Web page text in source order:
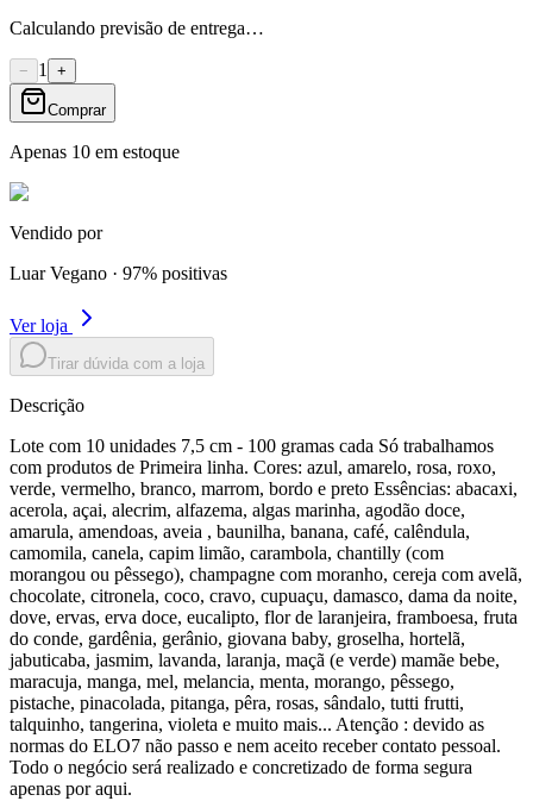
Calculando previsão de entrega…
− 1 +
Comprar
Apenas 10 em estoque
Vendido por
Luar Vegano · 97% positivas
Ver loja
Tirar dúvida com a loja
Descrição
Lote com 10 unidades 7,5 cm - 100 gramas cada Só trabalhamos
com produtos de Primeira linha. Cores: azul, amarelo, rosa, roxo,
verde, vermelho, branco, marrom, bordo e preto Essências: abacaxi,
acerola, açai, alecrim, alfazema, algas marinha, agodão doce,
amarula, amendoas, aveia , baunilha, banana, café, calêndula,
camomila, canela, capim limão, carambola, chantilly (com
morangou ou pêssego), champagne com moranho, cereja com avelã,
chocolate, citronela, coco, cravo, cupuaçu, damasco, dama da noite,
dove, ervas, erva doce, eucalipto, flor de laranjeira, framboesa, fruta
do conde, gardênia, gerânio, giovana baby, groselha, hortelã,
jabuticaba, jasmim, lavanda, laranja, maçã (e verde) mamãe bebe,
maracuja, manga, mel, melancia, menta, morango, pêssego,
pistache, pinacolada, pitanga, pêra, rosas, sândalo, tutti frutti,
talquinho, tangerina, violeta e muito mais... Atenção : devido as
normas do ELO7 não passo e nem aceito receber contato pessoal.
Todo o negócio será realizado e concretizado de forma segura
apenas por aqui.